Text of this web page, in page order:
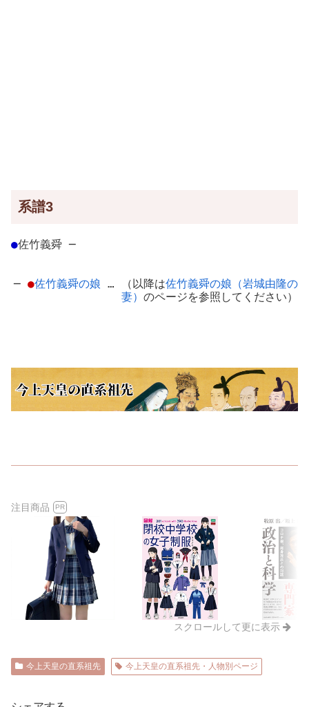
系譜3
●佐竹義舜 ─
─ ●佐竹義舜の娘 … （以降は佐竹義舜の娘（岩城由隆の
妻） のページを参照してください）
注目商品 PR
スクロールして更に表示
今上天皇の直系祖先 今上天皇の直系祖先・人物別ページ